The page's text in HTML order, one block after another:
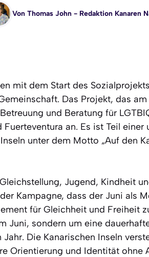
Von Thomas John- Redaktion Kanaren
mit dem Start des
Das Projekt, das
und Beratung für
Fuerteventura an. Es ist Teil
unter dem Motto „Auf den
Jugend, Kindheit
Kampagne, dass der Juni als
für Gleichheit und Freiheit
Juni, sondern um eine
Die Kanarischen Inseln
Orientierung und Identität ohne